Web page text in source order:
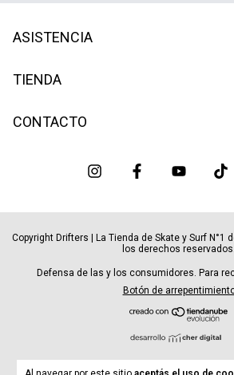
ASISTENCIA
TIENDA
CONTACTO
Copyright Drifters | La Tienda de Skate y Surf N°1
los derechos reservados.
Defensa de las y los consumidores. Para
Botón de